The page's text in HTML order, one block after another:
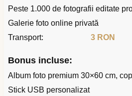
Peste 1.000 de fotografii editate
Galerie foto online privată
Transport:
3 RON
Bonus incluse:
Album foto premium 30×60 cm,
Stick USB personalizat